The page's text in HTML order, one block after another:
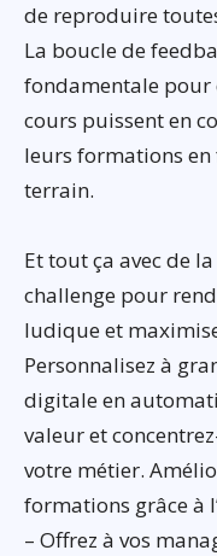
de reproduire
La boucle de
fondamentale pour
cours puissent en
leurs formations
terrain.
Et tout ça avec de
challenge pour
ludique et
Personnalisez à
digitale en
valeur et
votre métier.
formations grâce à
– Offrez à vos